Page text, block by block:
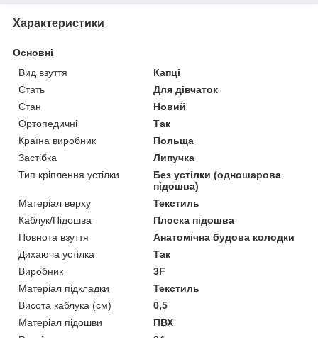
Характеристики
Основні
Вид взуття
Капці
Стать
Для дівчаток
Стан
Новий
Ортопедичні
Так
Країна виробник
Польща
Застібка
Липучка
Тип кріплення устілки
Без устілки (одношарова
підошва)
Матеріал верху
Текстиль
Каблук/Підошва
Плоска підошва
Повнота взуття
Анатомічна будова колодки
Дихаюча устілка
Так
Виробник
3F
Матеріал підкладки
Текстиль
Висота каблука (см)
0,5
Матеріал підошви
ПВХ